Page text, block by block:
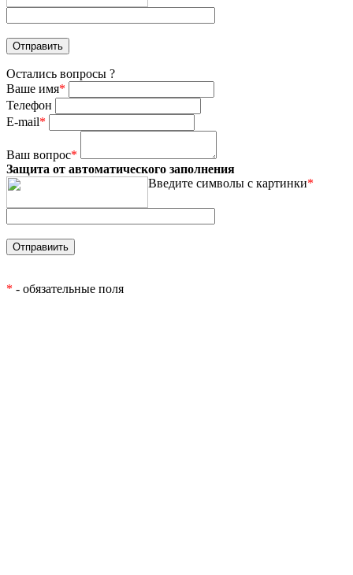
Остались вопросы ?
Ваше имя*
Телефон
E-mail*
Ваш вопрос*
Защита от автоматического заполнения
Введите символы с картинки*
* - обязательные поля